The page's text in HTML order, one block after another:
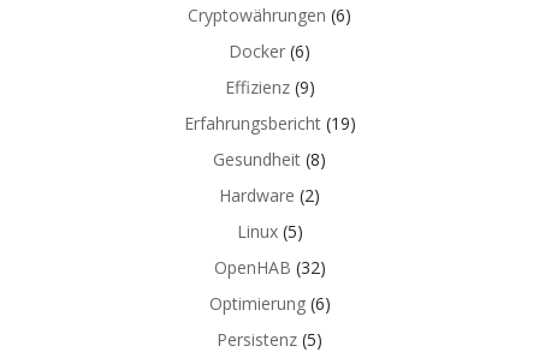
Cryptowährungen (6)
Docker (6)
Effizienz(9)
Erfahrungsbericht(19)
Gesundheit (8)
Hardware (2)
Linux(5)
OpenHAB (32)
Optimierung(6)
Persistenz (5)